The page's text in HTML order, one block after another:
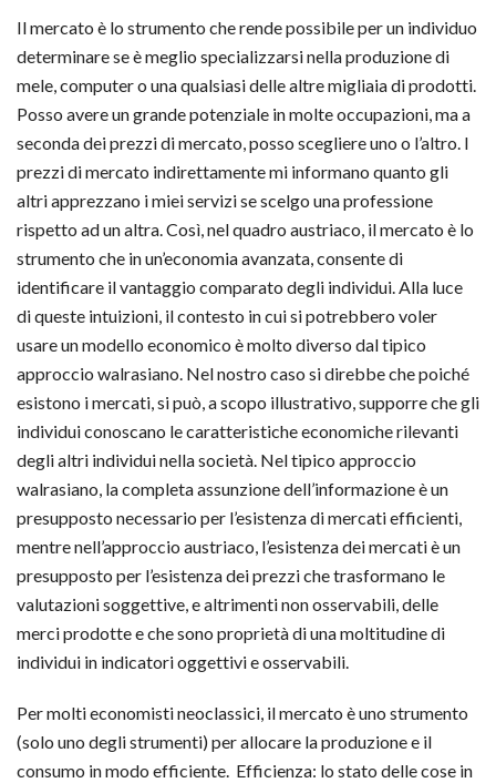
Il mercato è lo strumento che rende possibile per un individuo
determinare se è meglio specializzarsi nella produzione di
mele, computer o una qualsiasi delle altre migliaia di prodotti.
Posso avere un grande potenziale in molte occupazioni, ma a
seconda dei prezzi di mercato, posso scegliere uno o l’altro. I
prezzi di mercato indirettamente mi informano quanto gli
altri apprezzano i miei servizi se scelgo una professione
rispetto ad un altra. Così, nel quadro austriaco, il mercato è lo
strumento che in un’economia avanzata, consente di
identificare il vantaggio comparato degli individui. Alla luce
di queste intuizioni, il contesto in cui si potrebbero voler
usare un modello economico è molto diverso dal tipico
approccio walrasiano. Nel nostro caso si direbbe che poiché
esistono i mercati, si può, a scopo illustrativo, supporre che gli
individui conoscano le caratteristiche economiche rilevanti
degli altri individui nella società. Nel tipico approccio
walrasiano, la completa assunzione dell’informazione è un
presupposto necessario per l’esistenza di mercati efficienti,
mentre nell’approccio austriaco, l’esistenza dei mercati è un
presupposto per l’esistenza dei prezzi che trasformano le
valutazioni soggettive, e altrimenti non osservabili, delle
merci prodotte e che sono proprietà di una moltitudine di
individui in indicatori oggettivi e osservabili.
Per molti economisti neoclassici, il mercato è uno strumento
(solo uno degli strumenti) per allocare la produzione e il
consumo in modo efficiente. Efficienza: lo stato delle cose in